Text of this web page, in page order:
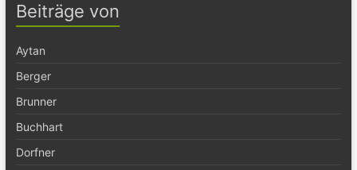
Beiträge von
Aytan
Berger
Brunner
Buchhart
Dorfner